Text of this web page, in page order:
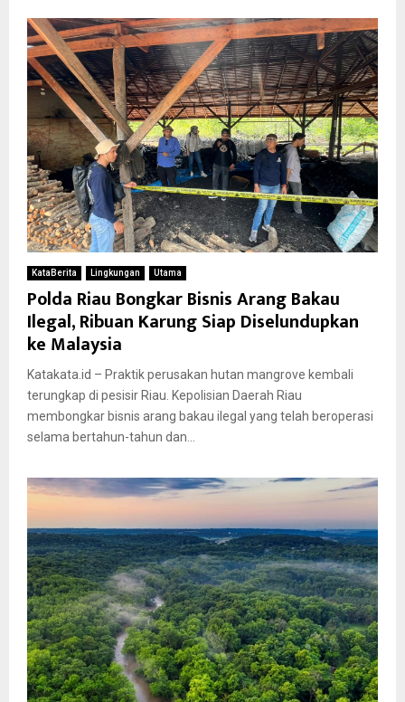
KataBerita Lingkungan Utama
Polda Riau Bongkar Bisnis Arang Bakau
Ilegal, Ribuan Karung Siap Diselundupkan
ke Malaysia
Katakata.id – Praktik perusakan hutan mangrove kembali
terungkap di pesisir Riau. Kepolisian Daerah Riau
membongkar bisnis arang bakau ilegal yang telah beroperasi
selama bertahun-tahun dan...